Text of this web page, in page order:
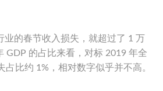
业的春节收入损失，就超过了 1 万
GDP 的占比来看，对标 2019 年全
占比约 1%，相对数字似乎并不高。